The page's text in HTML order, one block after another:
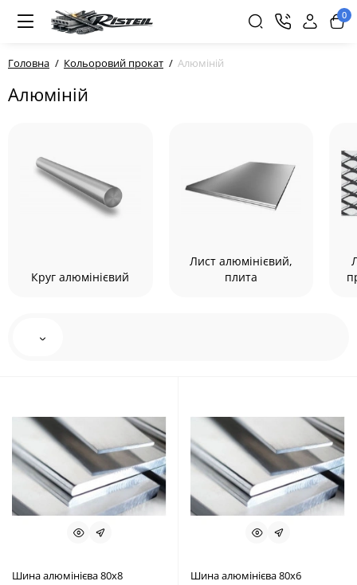
0
Головна Кольоровий прокат Алюміній
Алюміній
Круг алюмінієвий
Лист алюмінієвий,
плита
Шина алюмінієва 80х8 Шина алюмінієва 80х6